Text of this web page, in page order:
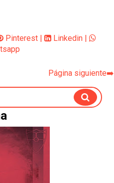
Pinterest Linkedin
Página siguiente➡️